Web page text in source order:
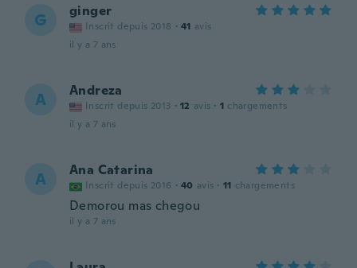
G ginger
Inscrit depuis 2018 · 41 avis
il y a 7 ans
A Andreza
Inscrit depuis 2013 · 12 avis · 1 chargements
il y a 7 ans
A Ana Catarina
Inscrit depuis 2016 · 40 avis · 11 chargements
Demorou mas chegou
il y a 7 ans